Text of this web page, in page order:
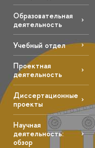
Образовательная
деятельность
Учебный отдел
Проектная
деятельность
Диссертационные
проекты
Научная
деятельность:
обзор